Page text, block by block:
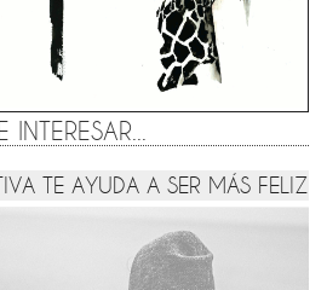
TE AYUDA A SER MÁS FELIZ